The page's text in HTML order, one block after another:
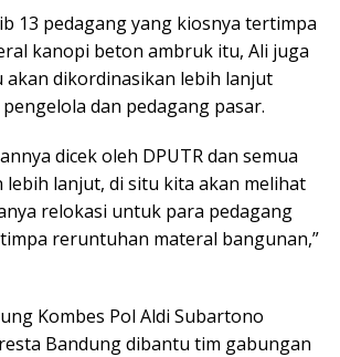
13 pedagang yang kiosnya tertimpa
kanopi beton ambruk itu, Ali juga
akan dikordinasikan lebih lanjut
dan pedagang pasar.
dicek oleh DPUTR dan semua
lebih lanjut, di situ kita akan melihat
relokasi untuk para pedagang
reruntuhan materal bangunan,”
Kombes Pol Aldi Subartono
Bandung dibantu tim gabungan